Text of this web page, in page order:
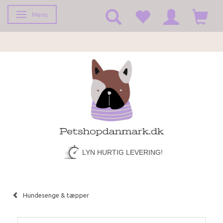
Skifte navigation
Menu
LYN HURTIG LEVERING!
Hundesenge & tæpper